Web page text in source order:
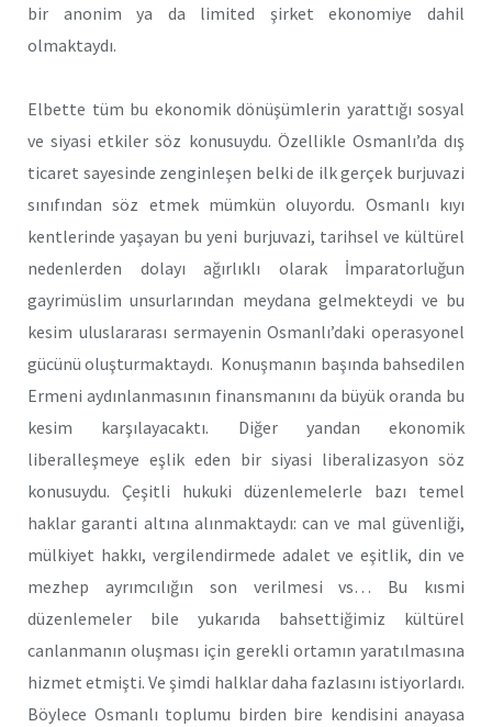
bir anonim ya da limited şirket ekonomiye dahil
olmaktaydı.
Elbette tüm bu ekonomik dönüşümlerin yarattığı sosyal
ve siyasi etkiler söz konusuydu. Özellikle Osmanlı’da dış
ticaret sayesinde zenginleşen belki de ilk gerçek burjuvazi
sınıfından söz etmek mümkün oluyordu. Osmanlı kıyı
kentlerinde yaşayan bu yeni burjuvazi, tarihsel ve kültürel
nedenlerden dolayı ağırlıklı olarak İmparatorluğun
gayrimüslim unsurlarından meydana gelmekteydi ve bu
kesim uluslararası sermayenin Osmanlı’daki operasyonel
gücünü oluşturmaktaydı. Konuşmanın başında bahsedilen
Ermeni aydınlanmasının finansmanını da büyük oranda bu
kesim karşılayacaktı. Diğer yandan ekonomik
liberalleşmeye eşlik eden bir siyasi liberalizasyon söz
konusuydu. Çeşitli hukuki düzenlemelerle bazı temel
haklar garanti altına alınmaktaydı: can ve mal güvenliği,
mülkiyet hakkı, vergilendirmede adalet ve eşitlik, din ve
mezhep ayrımcılığın son verilmesi vs… Bu kısmi
düzenlemeler bile yukarıda bahsettiğimiz kültürel
canlanmanın oluşması için gerekli ortamın yaratılmasına
hizmet etmişti. Ve şimdi halklar daha fazlasını istiyorlardı.
Böylece Osmanlı toplumu birden bire kendisini anayasa